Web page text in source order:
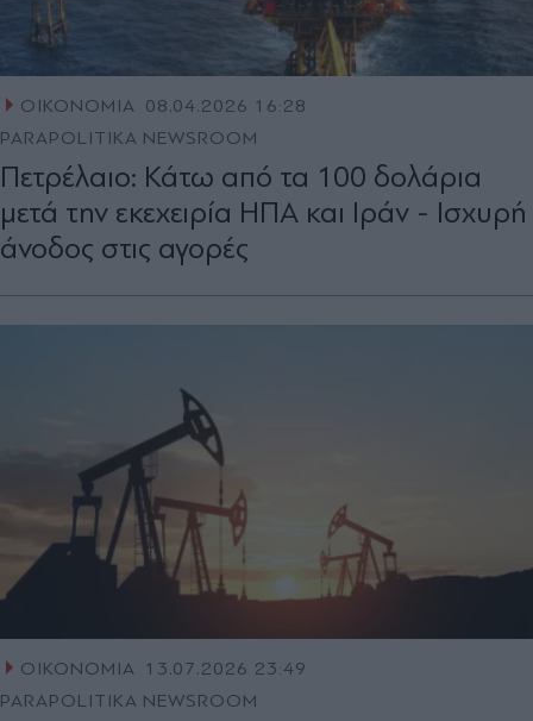
ΟΙΚΟΝΟΜΙΑ
08.04.2026 16:28
PARAPOLITIKA NEWSROOM
Πετρέλαιο: Κάτω από τα 100 δολάρια
μετά την εκεχειρία ΗΠΑ και Ιράν - Iσχυρή
άνοδος στις αγορές
ΟΙΚΟΝΟΜΙΑ 13.07.2026 23:49
PARAPOLITIKA NEWSROOM